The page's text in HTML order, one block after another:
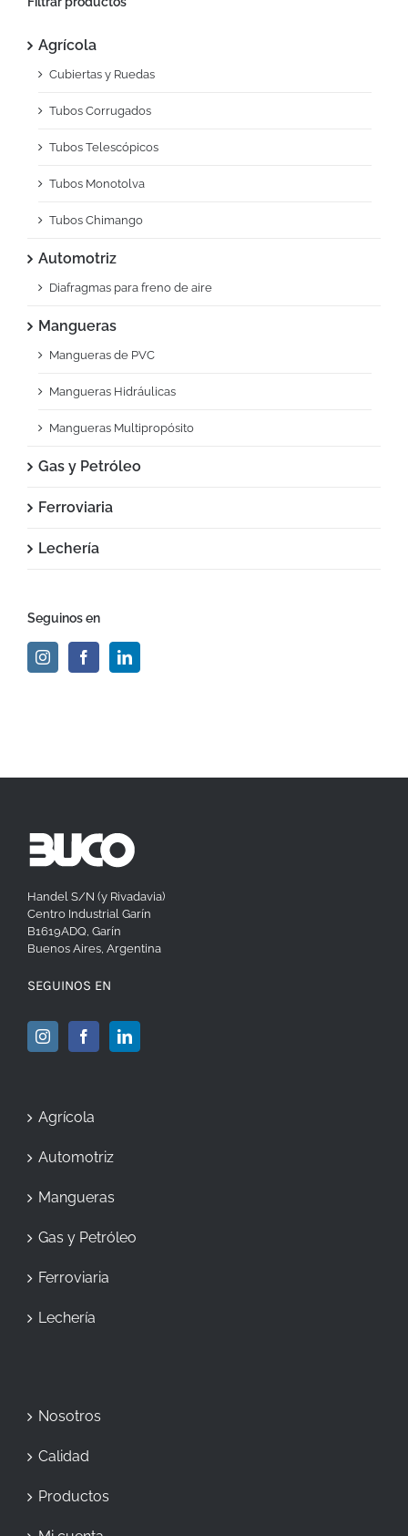
Agrícola
Cubiertas y Ruedas
Tubos Corrugados
Tubos Telescópicos
Tubos Monotolva
Tubos Chimango
Automotriz
Diafragmas para freno de aire
Mangueras
Mangueras de PVC
Mangueras Hidráulicas
Mangueras Multipropósito
Gas y Petróleo
Ferroviaria
Lechería
Seguinos en
Handel S/N (y Rivadavia)
Centro Industrial Garín
B1619ADQ, Garín
Buenos Aires, Argentina
SEGUINOS EN
Agrícola
Automotriz
Mangueras
Gas y Petróleo
Ferroviaria
Lechería
Nosotros
Calidad
Productos